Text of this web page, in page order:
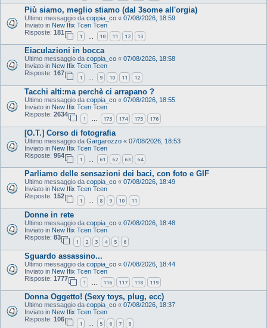
Più siamo, meglio stiamo (dal 3some all'orgia)
Ultimo messaggio da coppia_co « 07/08/2026, 18:59
Inviato in New Ifix Tcen Tcen
Risposte: 181
1 10 11 12 13
Eiaculazioni in bocca
Ultimo messaggio da coppia_co « 07/08/2026, 18:58
Inviato in New Ifix Tcen Tcen
Risposte: 167
1 … 9 10 11 12
Tacchi alti:ma perchè ci arrapano ?
Ultimo messaggio da coppia_co « 07/08/2026, 18:55
Inviato in New Ifix Tcen Tcen
Risposte: 2634
1 … 173 174 175 176
[O.T.] Corso di fotografia
Ultimo messaggio da Gargarozzo « 07/08/2026, 18:53
Inviato in New Ifix Tcen Tcen
Risposte: 954
1 61 62 63 64
Parliamo delle sensazioni dei baci, con foto e GIF
Ultimo messaggio da coppia_co « 07/08/2026, 18:49
Inviato in New Ifix Tcen Tcen
Risposte: 152
1 … 8 9 10 11
Donne in rete
Ultimo messaggio da coppia_co « 07/08/2026, 18:48
Inviato in New Ifix Tcen Tcen
Risposte: 83
1 2 3 4 5 6
Sguardo assassino...
Ultimo messaggio da coppia_co « 07/08/2026, 18:44
Inviato in New Ifix Tcen Tcen
Risposte: 1777
1 116 117 118 119
Donna Oggetto! (Sexy toys, plug, ecc)
Ultimo messaggio da coppia_co « 07/08/2026, 18:37
Inviato in New Ifix Tcen Tcen
Risposte: 106
1 … 5 6 7 8